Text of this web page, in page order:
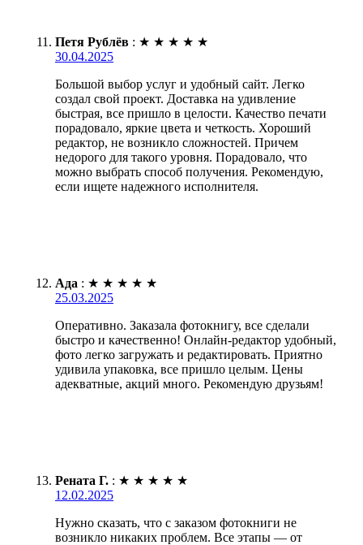
Петя Рублёв : ★ ★ ★ ★ ★
30.04.2025
Большой выбор услуг и удобный сайт. Легко
создал свой проект. Доставка на удивление
быстрая, все пришло в целости. Качество печати
порадовало, яркие цвета и четкость. Хороший
редактор, не возникло сложностей. Причем
недорого для такого уровня. Порадовало, что
можно выбрать способ получения. Рекомендую,
если ищете надежного исполнителя.
Ада : ★ ★ ★ ★ ★
25.03.2025
Оперативно. Заказала фотокнигу, все сделали
быстро и качественно! Онлайн-редактор удобный,
фото легко загружать и редактировать. Приятно
удивила упаковка, все пришло целым. Цены
адекватные, акций много. Рекомендую друзьям!
Рената Г. : ★ ★ ★ ★ ★
12.02.2025
Нужно сказать, что с заказом фотокниги не
возникло никаких проблем. Все этапы — от